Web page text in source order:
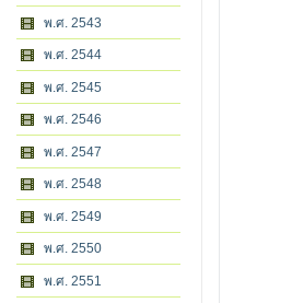
พ.ศ. 2543
พ.ศ. 2544
พ.ศ. 2545
พ.ศ. 2546
พ.ศ. 2547
พ.ศ. 2548
พ.ศ. 2549
พ.ศ. 2550
พ.ศ. 2551